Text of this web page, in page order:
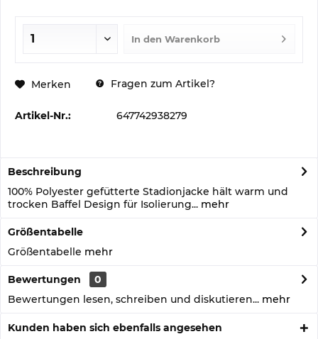
In den Warenkorb
Merken Fragen zum Artikel?
Artikel-Nr.: 647742938279
Beschreibung
100% Polyester gefütterte Stadionjacke hält warm und
trocken Baffel Design für Isolierung... mehr
Größentabelle
Größentabelle mehr
Bewertungen
0
Bewertungen lesen, schreiben und diskutieren... mehr
Kunden haben sich ebenfalls angesehen